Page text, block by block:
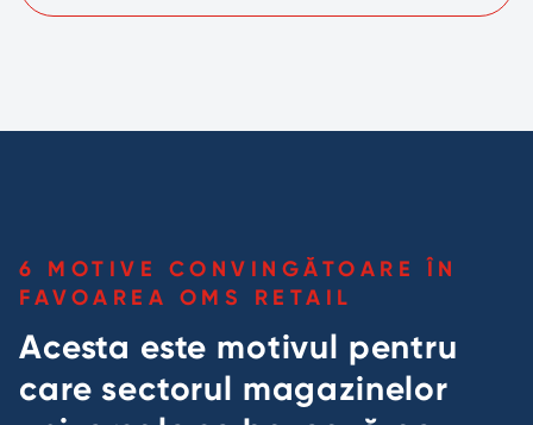
6 MOTIVE CONVINGĂTOARE ÎN
FAVOAREA OMS RETAIL
Acesta este motivul pentru
care sectorul magazinelor